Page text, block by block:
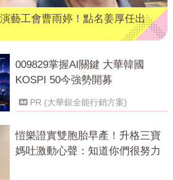
藝工會曹雨婷！點名姜厚任出
009829掌握AI關鍵 大華韓國
KOSPI 50今強勢開募
PR (大華銀全能行銷方案)
愷樂證實雙胞胎早產！升格三寶
媽吐激動心聲：知道你們很努力